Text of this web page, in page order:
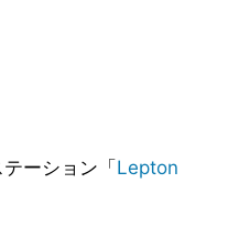
テーション「Lepton